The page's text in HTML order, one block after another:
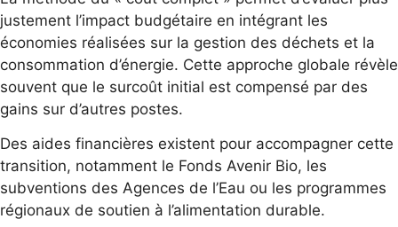
justement l’impact budgétaire en intégrant les
économies réalisées sur la gestion des déchets et la
consommation d’énergie. Cette approche globale révèle
souvent que le surcoût initial est compensé par des
gains sur d’autres postes.
Des aides financières existent pour accompagner cette
transition, notamment le Fonds Avenir Bio, les
subventions des Agences de l’Eau ou les programmes
régionaux de soutien à l’alimentation durable.